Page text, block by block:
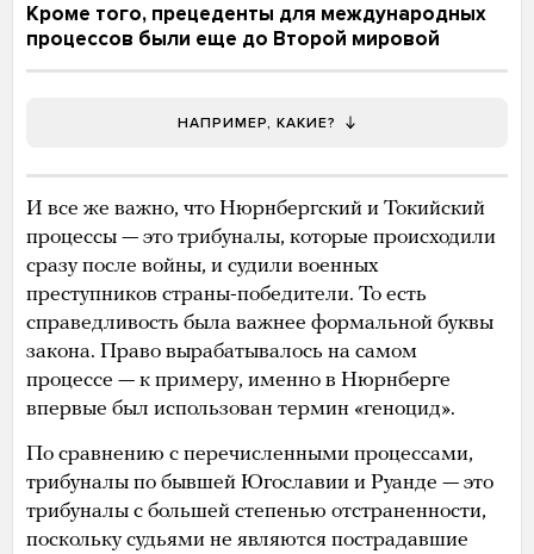
Кроме того, прецеденты для международных
процессов были еще до Второй мировой
НАПРИМЕР, КАКИЕ?
И все же важно, что Нюрнбергский и Токийский
процессы — это трибуналы, которые происходили
сразу после войны, и судили военных
преступников страны-победители. То есть
справедливость была важнее формальной буквы
закона. Право вырабатывалось на самом
процессе — к примеру, именно в Нюрнберге
впервые был использован термин «геноцид».
По сравнению с перечисленными процессами,
трибуналы по бывшей Югославии и Руанде — это
трибуналы с большей степенью отстраненности,
поскольку судьями не являются пострадавшие